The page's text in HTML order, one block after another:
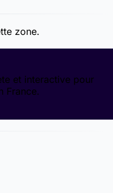
zone.
et interactive pour
France.